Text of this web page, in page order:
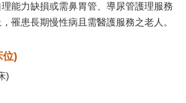
能力缺損或需鼻胃管、導尿管護理服務
罹患長期慢性病且需醫護服務之老人。
位)
)